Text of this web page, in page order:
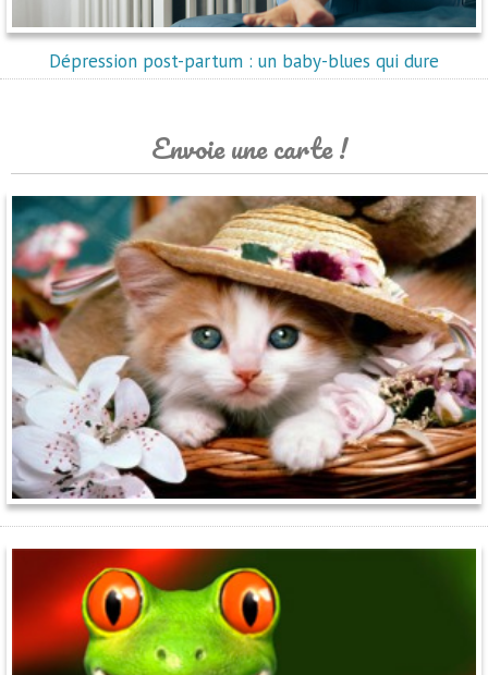
Dépression post-partum : un baby-blues qui dure
Envoie une carte !